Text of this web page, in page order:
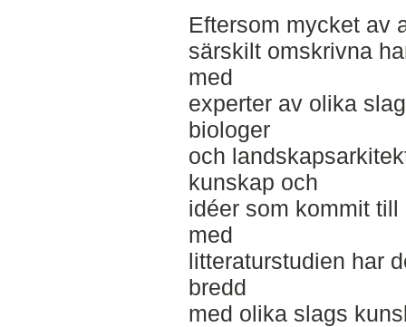
Eftersom mycket av
särskilt omskrivna
med
experter av olika
biologer
och
kunskap och
idéer som kommit
med
litteraturstudien har
bredd
med olika slags